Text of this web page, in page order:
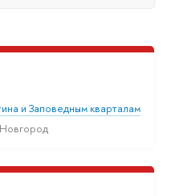
и Заповедным кварталам